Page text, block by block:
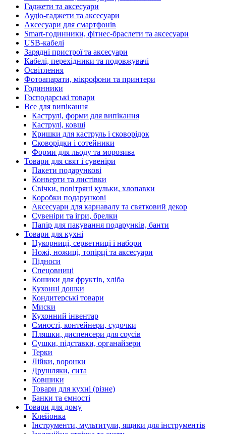
Гаджети та аксесуари
Аудіо-гаджети та аксесуари
Аксесуари для смартфонів
Smart-годинники, фітнес-браслети та аксесуари
USB-кабелі
Зарядні пристрої та аксесуари
Кабелі, перехідники та подовжувачі
Освітлення
Фотоапарати, мікрофони та принтери
Годинники
Господарські товари
Все для випікання
Каструлі, форми для випікання
Каструлі, ковші
Кришки для каструль і сковорідок
Сковорідки і сотейники
Форми для льоду та морозива
Товари для свят і сувеніри
Пакети подарункові
Конверти та листівки
Свічки, повітряні кульки, хлопавки
Коробки подарункові
Аксесуари для карнавалу та святковий декор
Сувеніри та ігри, брелки
Папір для пакування подарунків, банти
Товари для кухні
Цукорниці, серветниці і набори
Ножі, ножиці, топірці та аксесуари
Підноси
Спецовниці
Кошики для фруктів, хліба
Кухонні дошки
Кондитерські товари
Миски
Кухонний інвентар
Ємності, контейнери, судочки
Пляшки, диспенсери для соусів
Сушки, підставки, органайзери
Терки
Лійки, воронки
Друшляки, сита
Ковшики
Товари для кухні (різне)
Банки та ємності
Товари для дому
Клейонка
Інструменти, мультитули, ящики для інструментів